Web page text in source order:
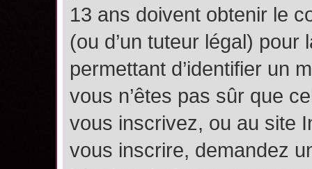
13 ans doivent obtenir le
(ou d’un tuteur légal)
permettant d’identifier un
vous n’êtes pas sûr que
vous inscrivez, ou au site
vous inscrire, demandez